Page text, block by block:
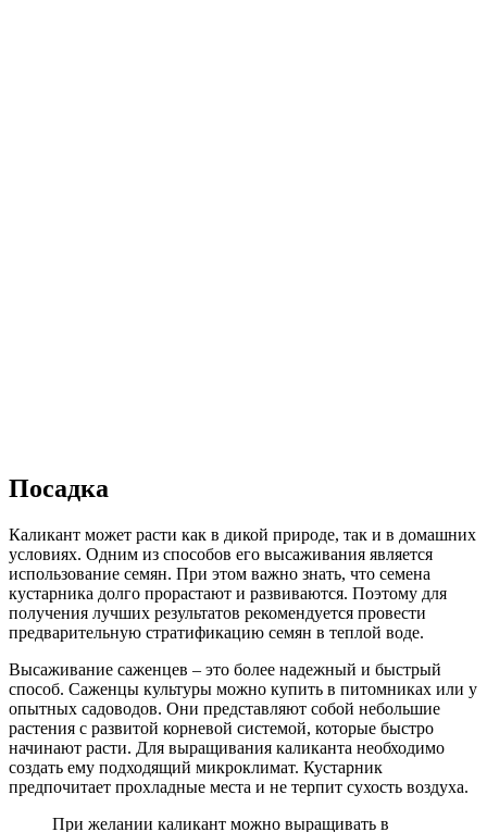
Посадка
Каликант может расти как в дикой природе, так и в домашних
условиях. Одним из способов его высаживания является
использование семян. При этом важно знать, что семена
кустарника долго прорастают и развиваются. Поэтому для
получения лучших результатов рекомендуется провести
предварительную стратификацию семян в теплой воде.
Высаживание саженцев – это более надежный и быстрый
способ. Саженцы культуры можно купить в питомниках или у
опытных садоводов. Они представляют собой небольшие
растения с развитой корневой системой, которые быстро
начинают расти. Для выращивания каликанта необходимо
создать ему подходящий микроклимат. Кустарник
предпочитает прохладные места и не терпит сухость воздуха.
При желании каликант можно выращивать в